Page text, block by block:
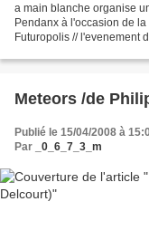
a main blanche organise
Pendanx à l'occasion de
Futuropolis // l'evenement
Meteors /de
Publié le 15/04/2008 à
Par
_0_6_7_3_m